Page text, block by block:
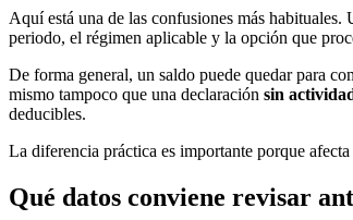
Aquí está una de las confusiones más habituales.
periodo, el régimen aplicable y la opción que
De forma general, un saldo puede quedar para
mismo tampoco que una declaración sin
deducibles.
La diferencia práctica es importante porque
Qué datos conviene revisar